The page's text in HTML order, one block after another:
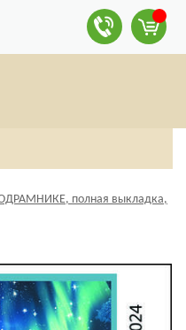
полная выкладка,